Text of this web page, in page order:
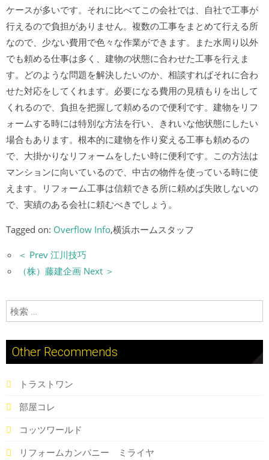
ケースが多いです。それに比べてこの会社では、自社で工事が
行えるので負担がありません。複数の工事をまとめて行える所
なので、少ない費用で色々な作業ができます。また水周り以外
でも頼める仕事は多く、建物の状態に合わせた工事を行えま
す。どのような問題を解決したいのか、相談すればそれに合わ
せた対応をしてくれます。必要になる費用の見積もりを出して
くれるので、負担を把握して頼めるので便利です。建物をリフ
ォームする時には特別な方法を行い、きれいな他状態にしたい
場合もあります。根本的に建物を作り変える工事も頼めるの
で、大掛かりなリフォームをしたい時に便利です。この方法は
マンションに向いているので、中古の物件を使っている時に使
えます。リフォーム工事は信頼できる所に頼めば失敗しないの
で、実績のある会社に頼むべきでしょう。
Tagged on: Overflow Info,横浜ホームスタッフ
＜ Prev 江川技巧
（株）藤建企画 Next ＞
検索:
Other Recommends
トラストワン
部屋コレ
コッツワールド
リフォームカンパニー ミライヤ